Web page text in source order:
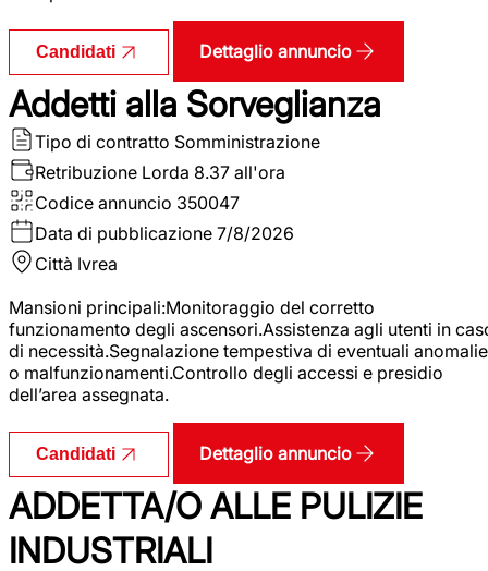
Candidati Dettaglio annuncio
Addetti alla Sorveglianza
Tipo di contratto Somministrazione
Retribuzione Lorda 8.37 all'ora
Codice annuncio 350047
Data di pubblicazione 7/8/2026
Città Ivrea
Mansioni principali:Monitoraggio del corretto
funzionamento degli ascensori.Assistenza agli utenti in
di necessità.Segnalazione tempestiva di eventuali anomalie
o malfunzionamenti.Controllo degli accessi e presidio
dell’area assegnata.
Candidati Dettaglio annuncio
ADDETTA/O ALLE PULIZIE
INDUSTRIALI